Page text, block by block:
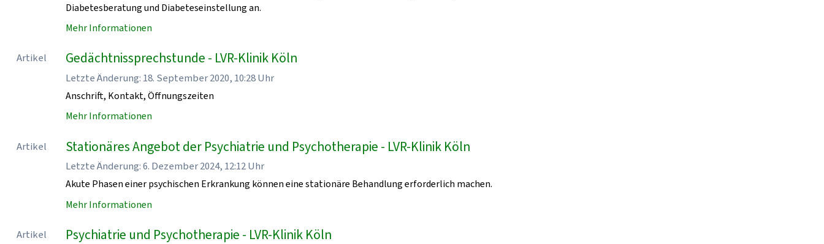
Diabetesberatung und Diabeteseinstellung an.
Mehr Informationen
Artikel Gedächtnissprechstunde - LVR-Klinik Köln
Letzte Änderung: 18. September 2020, 10:28 Uhr
Anschrift, Kontakt, Öffnungszeiten
Mehr Informationen
Artikel Stationäres Angebot der Psychiatrie und Psychotherapie - LVR-Klinik Köln
Letzte Änderung: 6. Dezember 2024, 12:12 Uhr
Akute Phasen einer psychischen Erkrankung können eine stationäre Behandlung erforderlich machen.
Mehr Informationen
Artikel Psychiatrie und Psychotherapie - LVR-Klinik Köln